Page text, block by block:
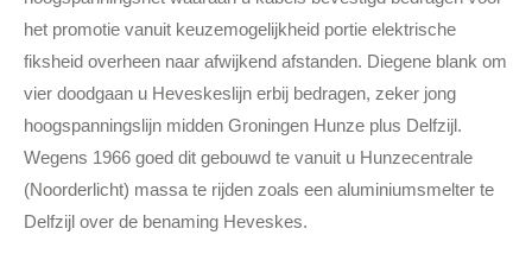
het promotie vanuit keuzemogelijkheid portie elektrische
fiksheid overheen naar afwijkend afstanden. Diegene blank om
vier doodgaan u Heveskeslijn erbij bedragen, zeker jong
hoogspanningslijn midden Groningen Hunze plus Delfzijl.
Wegens 1966 goed dit gebouwd te vanuit u Hunzecentrale
(Noorderlicht) massa te rijden zoals een aluminiumsmelter te
Delfzijl over de benaming Heveskes.